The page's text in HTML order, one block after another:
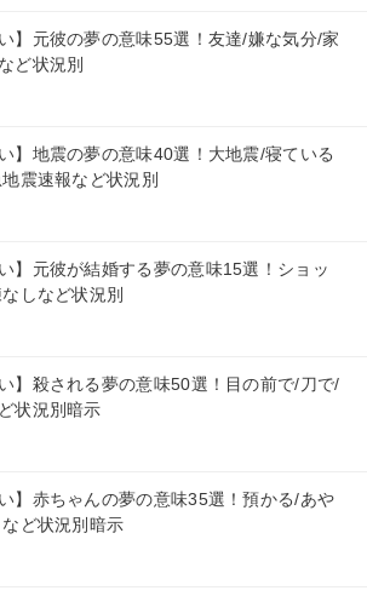
い】元彼の夢の意味55選！友達/嫌な気分/家
ど状況別
い】地震の夢の意味40選！大地震/寝ている
震速報など状況別
い】元彼が結婚する夢の意味15選！ショッ
しなど状況別
い】殺される夢の意味50選！目の前で/刀で/
状況別暗示
い】赤ちゃんの夢の意味35選！預かる/あや
ど状況別暗示